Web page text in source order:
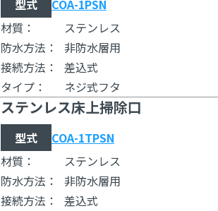
型式
COA-1PSN
材質：
ステンレス
防水方法：
非防水層用
接続方法：
差込式
タイプ：
ネジ式フタ
ステンレス床上掃除口
型式
COA-1TPSN
材質：
ステンレス
防水方法：
非防水層用
接続方法：
差込式